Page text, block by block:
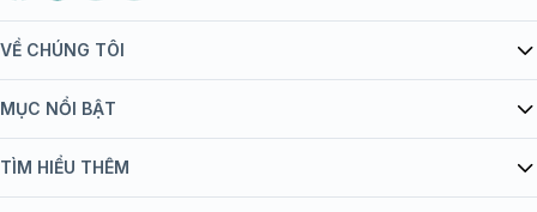
VỀ CHÚNG TÔI
Giới thiệu Tiêm Chủng FPT Long Châu
bán hàng
MỤC NỔI BẬT
Danh mục vắc xin
TÌM HIỂU THÊM